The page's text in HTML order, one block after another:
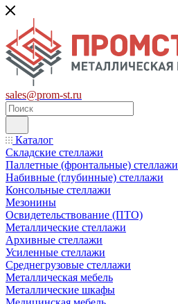
sales@prom-st.ru
Каталог
Складские стеллажи
Паллетные (фронтальные) стеллажи
Набивные (глубинные) стеллажи
Консольные стеллажи
Мезонины
Освидетельствование (ПТО)
Металлические стеллажи
Архивные стеллажи
Усиленные стеллажи
Среднегрузовые стеллажи
Металлическая мебель
Металлические шкафы